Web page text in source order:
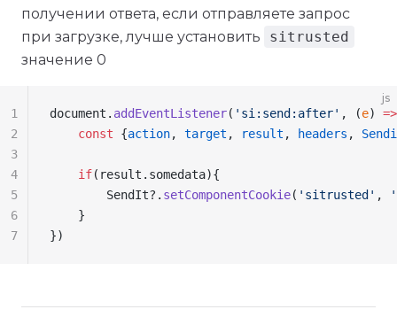
получении ответа, если отправляете запрос
при загрузке, лучше установить
sitrusted
значение 0
js
document . addEventListener( 'si:send:after' , (e) =>
    const
{action, target , result , headers ,
    if
( result . somedata){
        SendIt
?. setComponentCookie( 'sitrusted' ,
    }
})
1
2
3
4
5
6
7